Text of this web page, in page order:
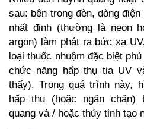
sau: bên trong đèn, dòng
nhất định (thường là neon
argon) làm phát ra bức xạ
loại thuốc nhuộm đặc biệt
chức năng hấp thụ tia UV
thấy). Trong quá trình này,
hấp thụ (hoặc ngăn chặn)
quang và / hoặc thủy tinh tạo